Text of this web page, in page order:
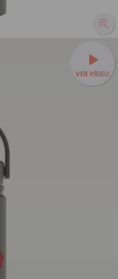
VER VÍDEO
avaliações
Térmica Mini a
em qualquer
com canudo